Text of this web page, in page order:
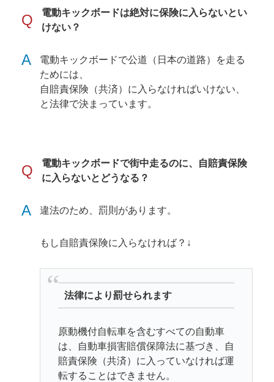
Q
電動キックボードは絶対に保険に入らないとい
けない？
A
電動キックボードで公道（日本の道路）を走る
ためには、
自賠責保険（共済）に入らなければいけない、
と法律で決まっています。
Q
電動キックボードで街中走るのに、自賠責保険
に入らないとどうなる？
A 違法のため、罰則があります。
もし自賠責保険に入らなければ？↓
法律により罰せられます
原動機付自転車を含むすべての自動車
は、自動車損害賠償保障法に基づき、自
賠責保険（共済）に入っていなければ運
転することはできません。